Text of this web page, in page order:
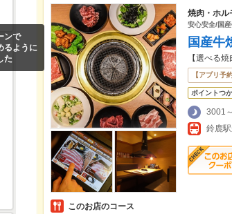
ンで
るように
た
焼肉・ホル
安心安全/国
国産
【選べる
【アプリ予
ポイントつ
3001
鈴鹿
このお店のコース